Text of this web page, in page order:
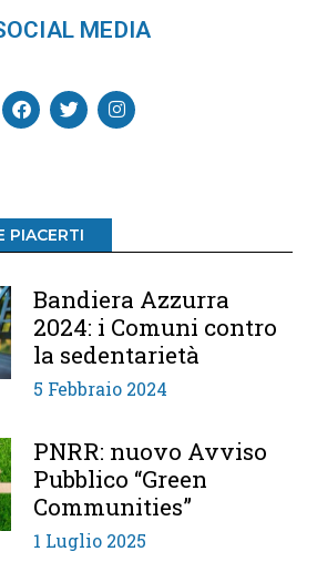
MEDIA
PIACERTI
Bandiera Azzurra
2024: i Comuni contro
la sedentarietà
5 Febbraio 2024
PNRR: nuovo Avviso
Pubblico “Green
Communities”
1 Luglio 2025